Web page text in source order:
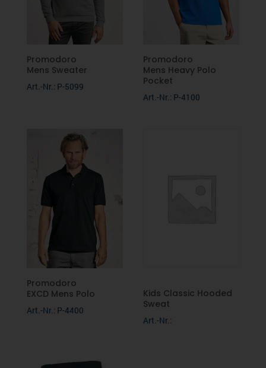
Promodoro
Mens Sweater
Art.-Nr.: P-5099
Promodoro
Mens Heavy Polo
Pocket
Art.-Nr.: P-4100
Promodoro
EXCD Mens Polo
Art.-Nr.: P-4400
Kids Classic Hooded
Sweat
Art.-Nr.: